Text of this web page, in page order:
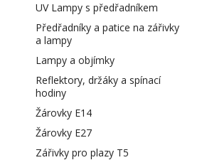
UV Lampy s předřadníkem
Předřadníky a patice na zářivky
a lampy
Lampy a objímky
Reflektory, držáky a spínací
hodiny
Žárovky E14
Žárovky E27
Zářivky pro plazy T5